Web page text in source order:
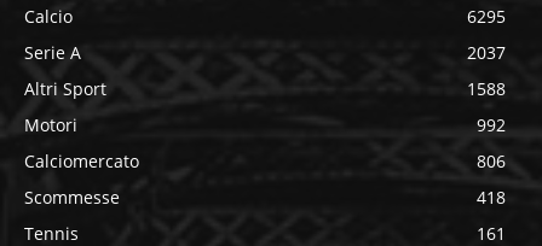
Calcio
6295
Serie A
2037
Altri Sport
1588
Motori
992
Calciomercato
806
Scommesse
418
Tennis
161